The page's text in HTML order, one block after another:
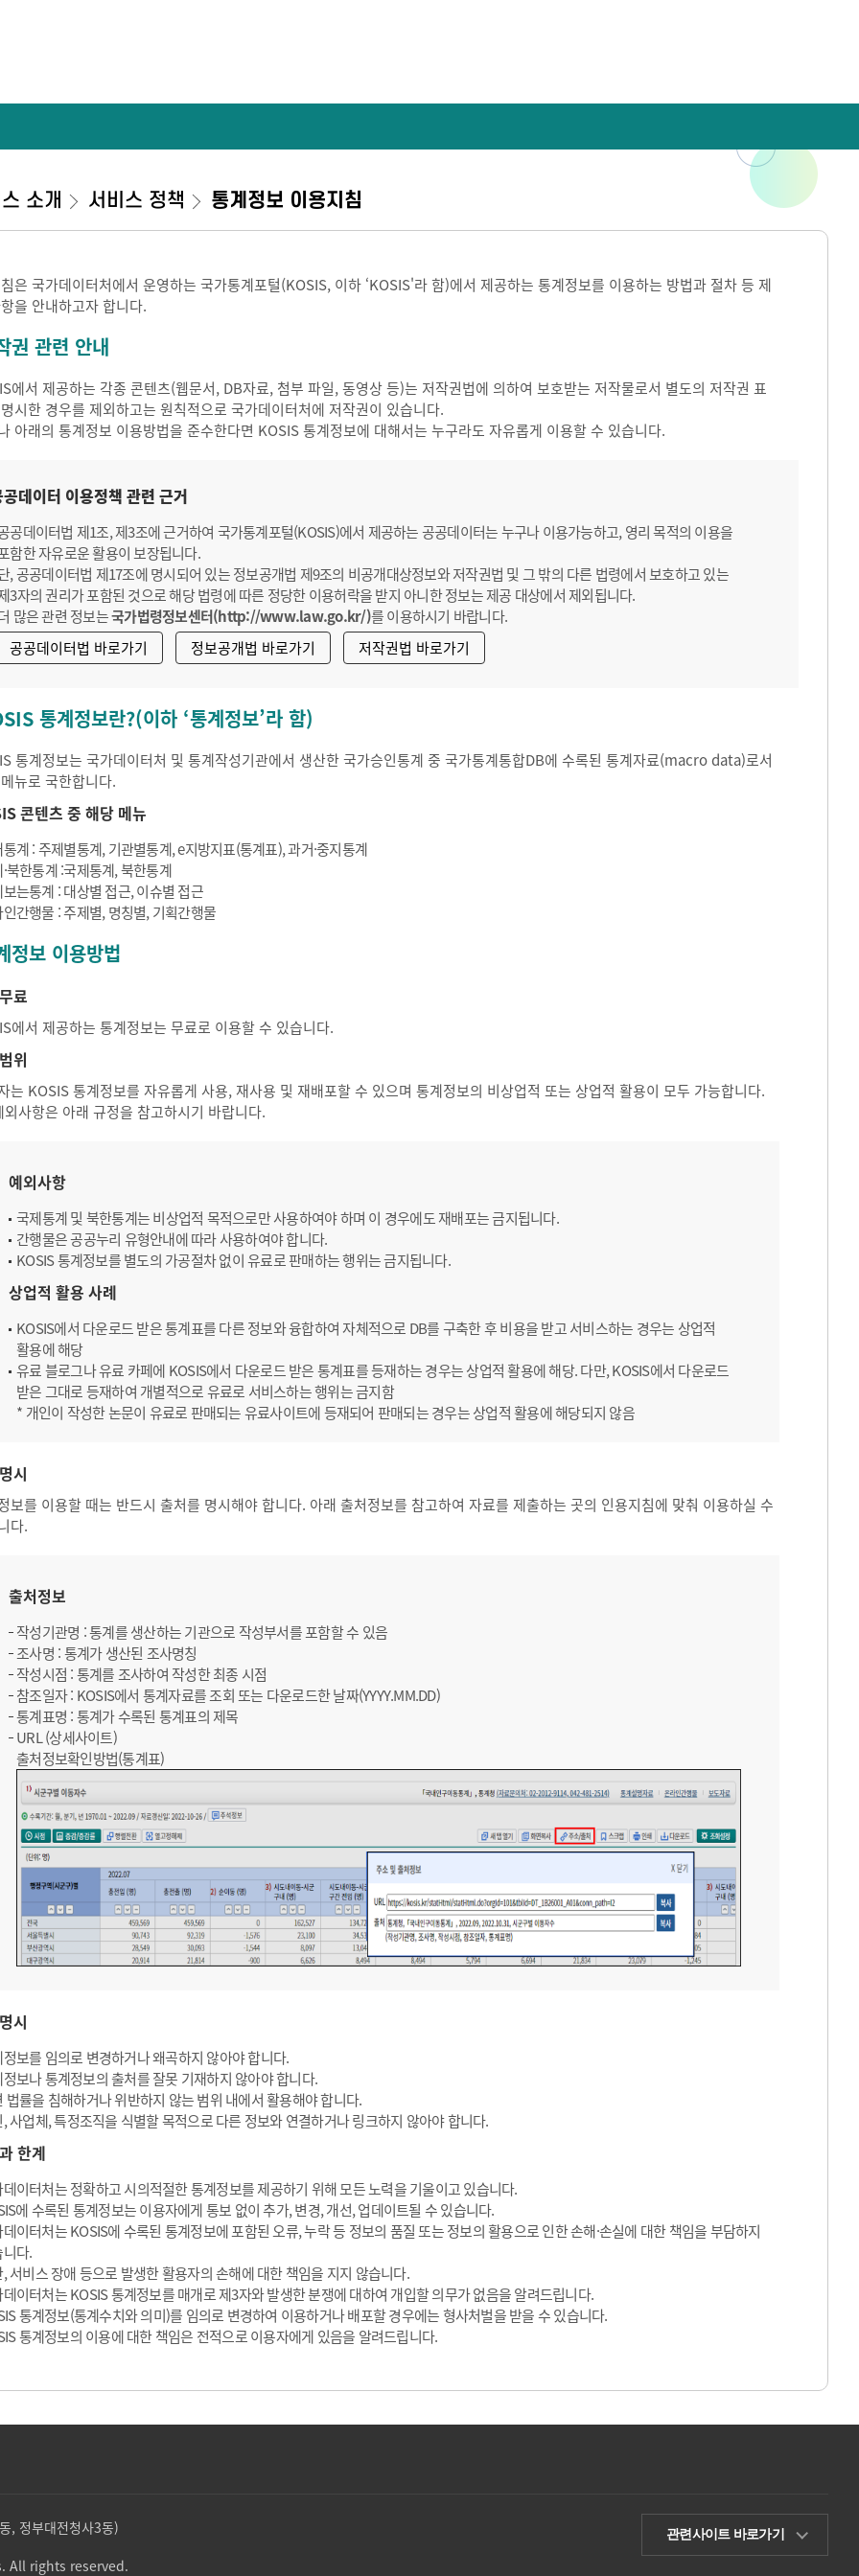
소개 서비스 정책 통계정보 이용지침
은 국가데이터처에서 운영하는 국가통계포털(KOSIS, 이하 ‘KOSIS'라 함)에서 제공하는 통계정보를 이용하는 방법과 절차 등 제
을 안내하고자 합니다.
권 관련 안내
에서 제공하는 각종 콘텐츠(웹문서, DB자료, 첨부 파일, 동영상 등)는 저작권법에 의하여 보호받는 저작물로서 별도의 저작권 표
시한 경우를 제외하고는 원칙적으로 국가데이터처에 저작권이 있습니다.
아래의 통계정보 이용방법을 준수한다면 KOSIS 통계정보에 대해서는 누구라도 자유롭게 이용할 수 있습니다.
데이터 이용정책 관련 근거
공데이터법 제1조, 제3조에 근거하여 국가통계포털(KOSIS)에서 제공하는 공공데이터는 누구나 이용가능하고, 영리 목적의 이용을
함한 자유로운 활용이 보장됩니다.
, 공공데이터법 제17조에 명시되어 있는 정보공개법 제9조의 비공개대상정보와 저작권법 및 그 밖의 다른 법령에서 보호하고 있는
3자의 권리가 포함된 것으로 해당 법령에 따른 정당한 이용허락을 받지 아니한 정보는 제공 대상에서 제외됩니다.
많은 관련 정보는국가법령정보센터(http://www.law.go.kr/)를 이용하시기 바랍니다.
공공데이터법 바로가기
정보공개법 바로가기 저작권법 바로가기
통계정보란?(이하 ‘통계정보’라 함)
통계정보는 국가데이터처 및 통계작성기관에서 생산한 국가승인통계 중 국가통계통합DB에 수록된 통계자료(macro data)로서
뉴로 국한합니다.
콘텐츠 중 해당 메뉴
계 : 주제별통계, 기관별통계, e지방지표(통계표), 과거·중지통계
북한통계 :국제통계, 북한통계
는통계 : 대상별 접근, 이슈별 접근
간행물 : 주제별, 명칭별, 기획간행물
정보 이용방법
료
에서 제공하는 통계정보는 무료로 이용할 수 있습니다.
위
는 KOSIS 통계정보를 자유롭게 사용, 재사용 및 재배포할 수 있으며 통계정보의 비상업적 또는 상업적 활용이 모두 가능합니다.
외사항은 아래 규정을 참고하시기 바랍니다.
예외사항
국제통계 및 북한통계는 비상업적 목적으로만 사용하여야 하며 이 경우에도 재배포는 금지됩니다.
간행물은 공공누리 유형안내에 따라 사용하여야 합니다.
KOSIS 통계정보를 별도의 가공절차 없이 유료로 판매하는 행위는 금지됩니다.
상업적 활용 사례
KOSIS에서 다운로드 받은 통계표를 다른 정보와 융합하여 자체적으로 DB를 구축한 후 비용을 받고 서비스하는 경우는 상업적
활용에 해당
유료 블로그나 유료 카페에 KOSIS에서 다운로드 받은 통계표를 등재하는 경우는 상업적 활용에 해당. 다만, KOSIS에서 다운로드
받은 그대로 등재하여 개별적으로 유료로 서비스하는 행위는 금지함
* 개인이 작성한 논문이 유료로 판매되는 유료사이트에 등재되어 판매되는 경우는 상업적 활용에 해당되지 않음
시
보를 이용할 때는 반드시 출처를 명시해야 합니다. 아래 출처정보를 참고하여 자료를 제출하는 곳의 인용지침에 맞춰 이용하실 수
다.
출처정보
작성기관명 : 통계를 생산하는 기관으로 작성부서를 포함할 수 있음
조사명 : 통계가 생산된 조사명칭
작성시점 : 통계를 조사하여 작성한 최종 시점
참조일자 : KOSIS에서 통계자료를 조회 또는 다운로드한 날짜(YYYY.MM.DD)
통계표명 : 통계가 수록된 통계표의 제목
URL (상세사이트)
출처정보확인방법(통계표)
시
보를 임의로 변경하거나 왜곡하지 않아야 합니다.
보나 통계정보의 출처를 잘못 기재하지 않아야 합니다.
법률을 침해하거나 위반하지 않는 범위 내에서 활용해야 합니다.
, 사업체, 특정조직을 식별할 목적으로 다른 정보와 연결하거나 링크하지 않아야 합니다.
한계
이터처는 정확하고 시의적절한 통계정보를 제공하기 위해 모든 노력을 기울이고 있습니다.
에 수록된 통계정보는 이용자에게 통보 없이 추가, 변경, 개선, 업데이트될 수 있습니다.
이터처는 KOSIS에 수록된 통계정보에 포함된 오류, 누락 등 정보의 품질 또는 정보의 활용으로 인한 손해·손실에 대한 책임을 부담하지
다.
서비스 장애 등으로 발생한 활용자의 손해에 대한 책임을 지지 않습니다.
이터처는 KOSIS 통계정보를 매개로 제3자와 발생한 분쟁에 대하여 개입할 의무가 없음을 알려드립니다.
통계정보(통계수치와 의미)를 임의로 변경하여 이용하거나 배포할 경우에는 형사처벌을 받을 수 있습니다.
통계정보의 이용에 대한 책임은 전적으로 이용자에게 있음을 알려드립니다.
, 정부대전청사3동)
All rights reserved.
관련사이트 바로가기